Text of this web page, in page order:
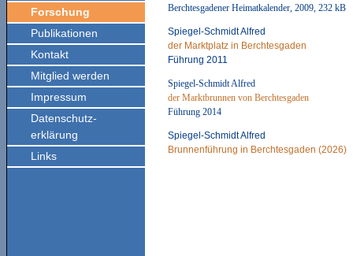
Forschung
Publikationen
Kontakt
Mitglied werden
Impressum
Datenschutz-
erklärung
Links
Berchtesgadener Heimatkalender, 2009, 232 kB
Spiegel-Schmidt Alfred
der Marktplatz in Berchtesgaden
Führung 2011
Spiegel-Schmidt Alfred
der Marktbrunnen von Berchtesgaden
Führung 2014
Spiegel-Schmidt Alfred
Brunnenführung in Berchtesgaden (2026)